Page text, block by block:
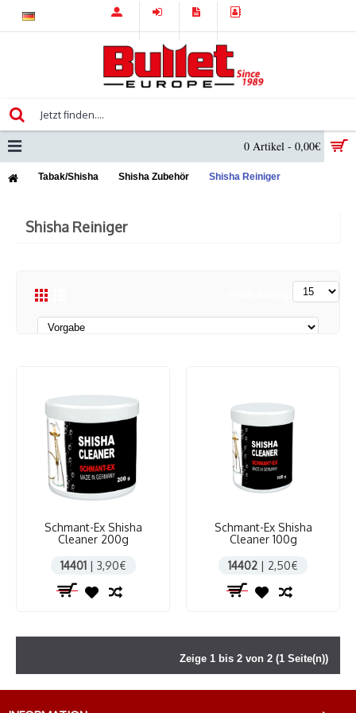
0 Artikel - 0,00€
Tabak/Shisha Shisha Zubehör Shisha Reiniger
Shisha Reiniger
Produktvergleich (0)
Schmant-Ex Shisha
Cleaner 200g
14401| 3,90€
Schmant-Ex Shisha
Cleaner 100g
14402 | 2,50€
Zeige 1 bis 2 von 2 (1 Seite(n))